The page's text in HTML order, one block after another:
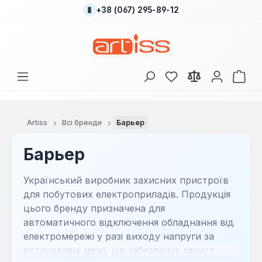
Перейти до основного вмісту
+38 (067) 295-89-12
У вас є 0 у списку
Artiss Всі бренди Барьер
Барьер
Український виробник захисних пристроїв
для побутових електроприладів. Продукція
цього бренду призначена для
автоматичного відключення обладнання від
електромережі у разі виходу напруги за
встановлені межі, що забезпечує захист